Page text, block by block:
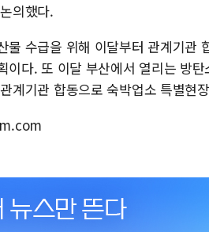
의했다.
물 수급을 위해 이달부터 관계기관
이다. 또 이달 부산에서 열리는 방
계기관 합동으로 숙박업소 특별현